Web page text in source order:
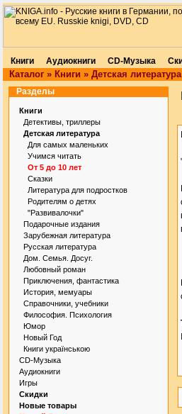
Книги Аудиокниги CD-Музыка
Каталог » Книги » Детская литература
Разделы
Книги
Детективы, триллеры
Детская литература
Для самых маленьких
Учимся читать
От 5 до 10 лет
Сказки
Литература для подростков
Родителям о детях
"Развивалочки"
Подарочные издания
Зарубежная литература
Русская литература
Дом. Семья. Досуг.
Любовный роман
Приключения, фантастика
История, мемуары
Справочники, учебники
Философия. Психология
Юмор
Новый Год
Книги українською
CD-Музыка
Аудиокниги
Игры
Скидки
Новые товары